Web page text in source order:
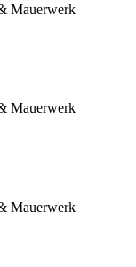
Mauerwerk
Mauerwerk
Mauerwerk